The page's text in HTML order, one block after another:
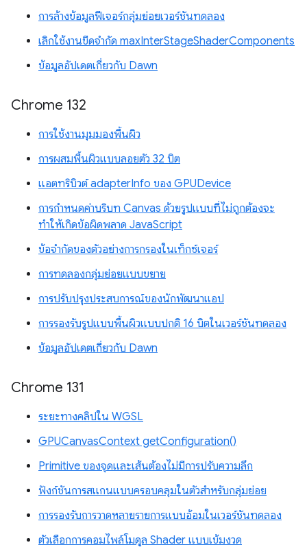
การล้างข้อมูลฟีเจอร์กลุ่มย่อยเวอร์ชันทดลอง
เลิกใช้งานขีดจำกัด maxInterStageShaderComponents
ข้อมูลอัปเดตเกี่ยวกับ Dawn
Chrome 132
การใช้งานมุมมองพื้นผิว
การผสมพื้นผิวแบบลอยตัว 32 บิต
แอตทริบิวต์ adapterInfo ของ GPUDevice
การกำหนดค่าบริบท Canvas ด้วยรูปแบบที่ไม่ถูกต้องจะ
ทำให้เกิดข้อผิดพลาด JavaScript
ข้อจำกัดของตัวอย่างการกรองในเท็กซ์เจอร์
การทดลองกลุ่มย่อยแบบขยาย
การปรับปรุงประสบการณ์ของนักพัฒนาแอป
การรองรับรูปแบบพื้นผิวแบบปกติ 16 บิตในเวอร์ชันทดลอง
ข้อมูลอัปเดตเกี่ยวกับ Dawn
Chrome 131
ระยะทางคลิปใน WGSL
GPUCanvasContext getConfiguration()
Primitive ของจุดและเส้นต้องไม่มีการปรับความลึก
ฟังก์ชันการสแกนแบบครอบคลุมในตัวสำหรับกลุ่มย่อย
การรองรับการวาดหลายรายการแบบอ้อมในเวอร์ชันทดลอง
ตัวเลือกการคอมไพล์โมดูล Shader แบบเข้มงวด